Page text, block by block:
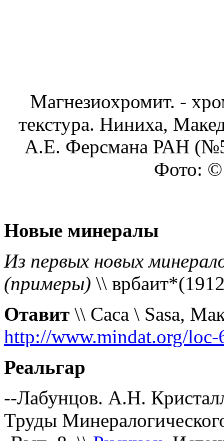
Магнезиохромит. -
текстура. Ниниха,
А.Е. Ферсмана РАН
Фото: ©
Новые минералы
Из первых новых
(примеры) \\
Отавит \\ Саса \ Sasa,
http://www.mindat.org/
Реальгар
--Лабунцов. А.Н.
Труды